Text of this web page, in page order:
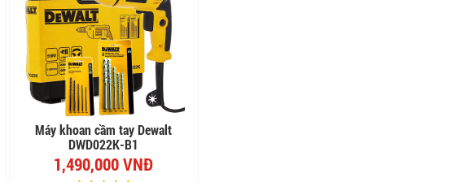
Máy khoan cầm tay Dewalt
DWD022K-B1
1,490,000 VNĐ